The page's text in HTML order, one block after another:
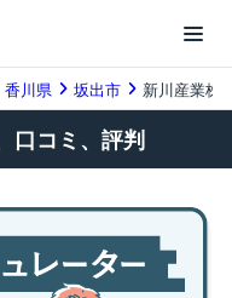
香川県 坂出市 新川産業株
口コミ、評判